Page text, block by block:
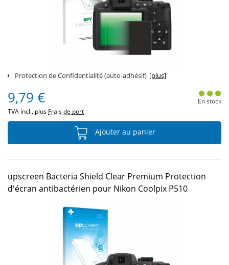
Protection de Confidentialité (auto-adhésif) [plus]
9,79 €
TVA incl., plus Frais de port
En stock
Ajouter au panier
upscreen Bacteria Shield Clear Premium Protection
d'écran antibactérien pour Nikon Coolpix P510